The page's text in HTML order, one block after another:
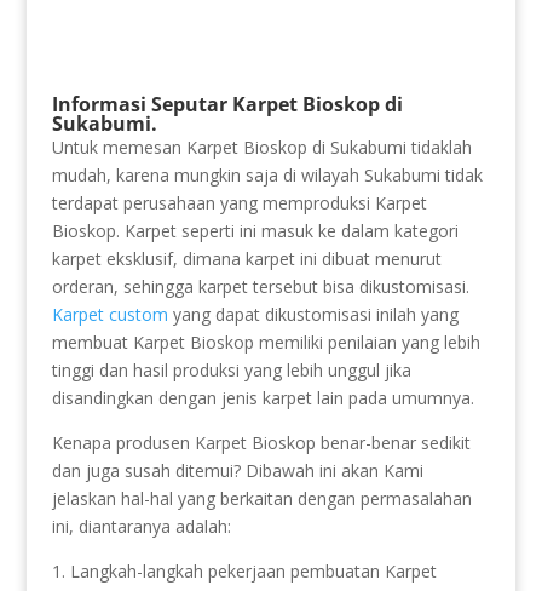
Informasi Seputar Karpet Bioskop di
Sukabumi.
Untuk memesan Karpet Bioskop di Sukabumi tidaklah
mudah, karena mungkin saja di wilayah Sukabumi tidak
terdapat perusahaan yang memproduksi Karpet
Bioskop. Karpet seperti ini masuk ke dalam kategori
karpet eksklusif, dimana karpet ini dibuat menurut
orderan, sehingga karpet tersebut bisa dikustomisasi.
Karpet custom yang dapat dikustomisasi inilah yang
membuat Karpet Bioskop memiliki penilaian yang lebih
tinggi dan hasil produksi yang lebih unggul jika
disandingkan dengan jenis karpet lain pada umumnya.
Kenapa produsen Karpet Bioskop benar-benar sedikit
dan juga susah ditemui? Dibawah ini akan Kami
jelaskan hal-hal yang berkaitan dengan permasalahan
ini, diantaranya adalah:
1. Langkah-langkah pekerjaan pembuatan Karpet